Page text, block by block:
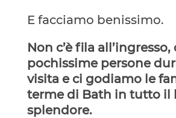
E facciamo benissimo.
Non c’è fila all’ingresso,
pochissime persone
visita e ci godiamo le
terme di Bath in tutto il
splendore.